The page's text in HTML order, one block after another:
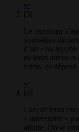
↩
[3]
Le reportage
journaliste
d’un «
de leurs armes et
Enfin, ça dépend
↩
[4]
Lors de leurs
« adversaire
»
affaire. On se